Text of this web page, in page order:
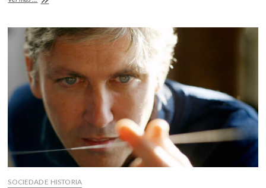
o
o
k
p
p
«Necesitamos
cambiar
el
económico
manera
fundamental»:
Joseph
Stiglitz
SOCIEDAD E HISTORIA